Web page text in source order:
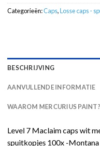
Categorieën:Caps,Losse caps -
BESCHRIJVING
AANVULLENDE INFORMATIE
WAAROM MERCURIUS PAINT?
Level 7 Maclaim caps wit
spuitkopjes 100x -Montana